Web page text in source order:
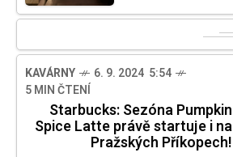
KAVÁRNY
6. 9. 2024 5:54
5 MIN ČTENÍ
Starbucks: Sezóna Pumpkin
Spice Latte právě startuje i na
Pražských Příkopech!